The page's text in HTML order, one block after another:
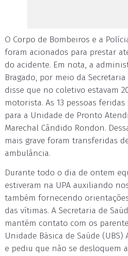
O Corpo de Bombeiros e a
foram acionados para prestar
do acidente. Em nota, a
Bragado, por meio da
disse que no coletivo estavam
motorista. As 13 pessoas
para a Unidade de Pronto
Marechal Cândido Rondon.
mais grave foram transferidas
ambulância.
Durante todo o dia de ontem
estiveram na UPA auxiliando
também fornecendo
das vítimas. A Secretaria de
mantém contato com os
Unidade Básica de Saúde
e pediu que não se desloquem